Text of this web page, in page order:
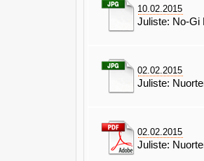
10.02.2015
Juliste: No-Gi
02.02.2015
Juliste:
02.02.2015
Juliste: